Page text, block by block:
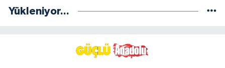
Yükleniyor...